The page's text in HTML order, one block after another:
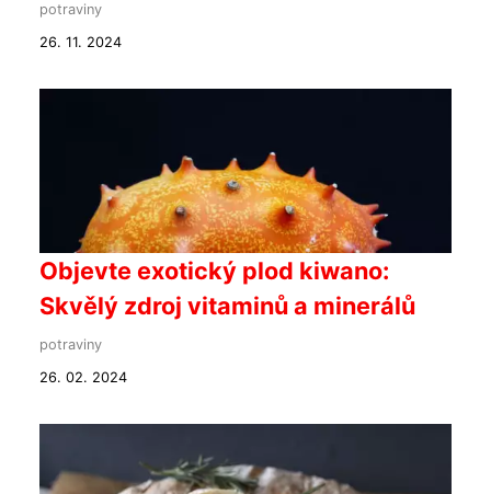
potraviny
26. 11. 2024
Objevte exotický plod kiwano:
Skvělý zdroj vitaminů a minerálů
potraviny
26. 02. 2024